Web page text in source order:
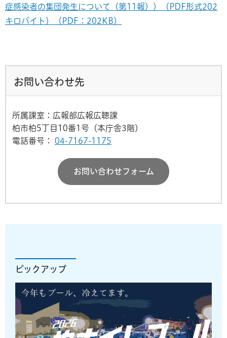
症感染者の集団発生について（第11報））（PDF形式202
キロバイト）（PDF：202KB）
お問い合わせ先
所属課室：広報部広報広聴課
柏市柏5丁目10番1号（本庁舎3階）
電話番号：
04-7167-1175
お問い合わせフォーム
ピックアップ